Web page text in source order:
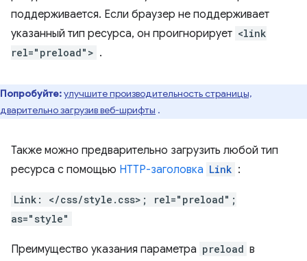
поддерживается. Если браузер не поддерживает
указанный тип ресурса, он проигнорирует <link
rel="preload"> .
Попробуйте:улучшите производительность страницы,
загрузив веб-шрифты .
Также можно предварительно загрузить любой тип
ресурса с помощью HTTP-заголовка Link :
Link: </css/style.css>; rel="preload";
as="style"
Преимущество указания параметра preload в